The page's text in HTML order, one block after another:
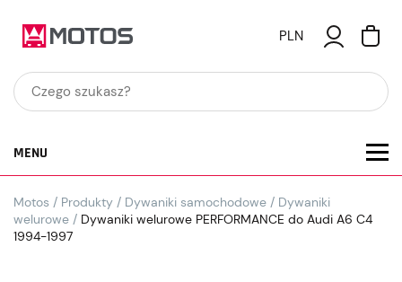
PLN
MENU
Motos / Produkty / Dywaniki samochodowe / Dywaniki
welurowe / Dywaniki welurowe PERFORMANCE do Audi A6 C4
1994-1997